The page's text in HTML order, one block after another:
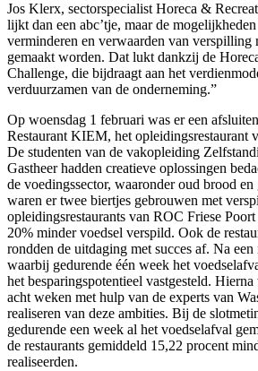
Jos Klerx, sectorspecialist Horeca &
lijkt dan een abc’tje, maar de
verminderen en verwaarden van
gemaakt worden. Dat lukt dankzij de
Challenge, die bijdraagt aan het
verduurzamen van de onderneming.”
Op woensdag 1 februari was er een
Restaurant KIEM, het opleidingsrestaurant
De studenten van de vakopleiding
Gastheer hadden creatieve oplossingen
de voedingssector, waaronder oud brood en
waren er twee biertjes gebrouwen met
opleidingsrestaurants van ROC Friese
20% minder voedsel verspild. Ook de
rondden de uitdaging met succes af. Na
waarbij gedurende één week het
het besparingspotentieel vastgesteld.
acht weken met hulp van de experts van
realiseren van deze ambities. Bij de
gedurende een week al het voedselafval
de restaurants gemiddeld 15,22 procent
realiseerden.